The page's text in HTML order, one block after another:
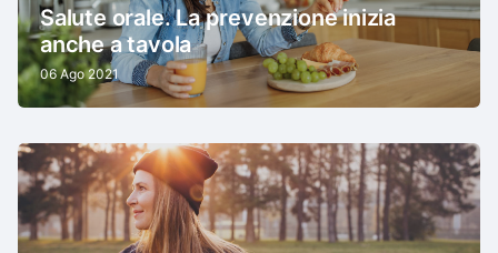
Salute orale. La prevenzione inizia
anche a tavola
06 Ago 2021